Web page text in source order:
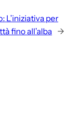
L’iniziativa per
fino all’alba
→